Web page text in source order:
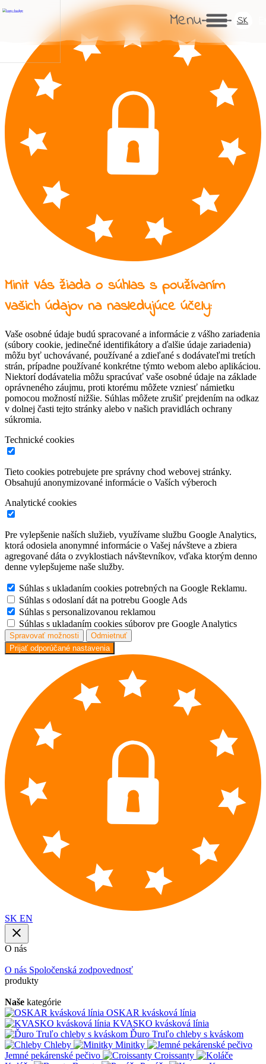
Minit Vás žiada o súhlas s používaním
Vašich údajov na nasledujúce účely:
Vaše osobné údaje budú spracované a informácie z vášho zariadenia
(súbory cookie, jedinečné identifikátory a ďalšie údaje zariadenia)
môžu byť uchovávané, používané a zdieľané s dodávateľmi tretích
strán, prípadne používané konkrétne týmto webom alebo aplikáciou.
Niektorí dodávatelia môžu spracúvať vaše osobné údaje na základe
oprávneného záujmu, proti ktorému môžete vzniesť námietku
pomocou možností nižšie. Súhlas môžete zrušiť prejdením na odkaz
v dolnej časti tejto stránky alebo v našich pravidlách ochrany
súkromia.
Technické cookies
Tieto cookies potrebujete pre správny chod webovej stránky.
Obsahujú anonymizované informácie o Vaších výberoch
Analytické cookies
Pre vylepšenie naších služieb, využívame službu Google Analytics,
ktorá odosiela anonymné informácie o Vašej návšteve a zbiera
agregované dáta o zvyklostiach návštevníkov, vďaka ktorým denno
denne vylepšujeme naše služby.
Súhlas s ukladaním cookies potrebných na Google Reklamu.
Súhlas s odoslaní dát na potrebu Google Ads
Súhlas s personalizovanou reklamou
Súhlas s ukladaním cookies súborov pre Google Analytics
Spravovať možnosti
Odmietnuť
Prijať odporúčané nastavenia
Menu SK
SK EN
O nás
O nás Spoločenská zodpovednosť
produkty
Naše kategórie
OSKAR kvásková línia
KVASKO kvásková línia
Ďuro Truľo chleby s kváskom
Chleby
Minitky
Jemné pekárenské pečivo
Croissanty